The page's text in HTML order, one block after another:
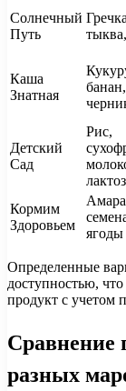
Солнечный
Путь
Каша
Знатная
банан,
Детский
Сад
Рис,
Кормим
Здоровьем
ягоды
Определенные
доступностью,
продукт с учетом
Сравнение
разных